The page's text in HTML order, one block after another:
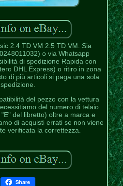
2.4 TD VM 2.5 TD VM. Sia
o via Whatsapp
di spedizione Rapida con
DHL Express) o ritiro in zona
di più articoli si paga una sola
spedizione.
del pezzo con la vettura
del numero di telaio
del libretto) oltre a marca e
di acquisti errati se non viene
verificata la correttezza.
Share